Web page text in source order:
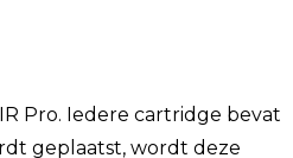
Pro. Iedere cartridge bevat
geplaatst, wordt deze